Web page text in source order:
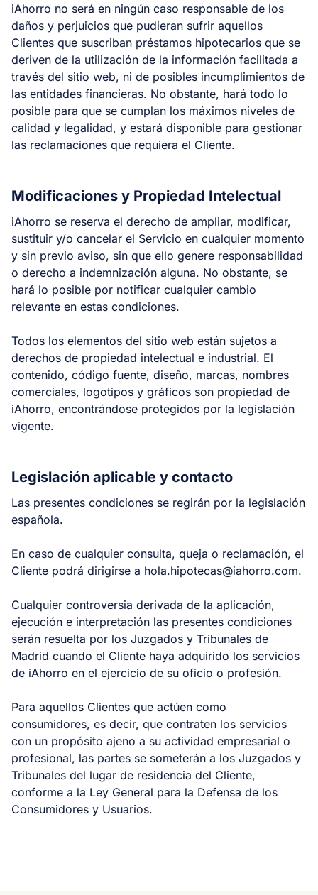
iAhorro no será en ningún caso responsable de los
daños y perjuicios que pudieran sufrir aquellos
Clientes que suscriban préstamos hipotecarios que se
deriven de la utilización de la información facilitada a
través del sitio web, ni de posibles incumplimientos de
las entidades financieras. No obstante, hará todo lo
posible para que se cumplan los máximos niveles de
calidad y legalidad, y estará disponible para gestionar
las reclamaciones que requiera el Cliente.
Modificaciones y Propiedad Intelectual
iAhorro se reserva el derecho de ampliar, modificar,
sustituir y/o cancelar el Servicio en cualquier momento
y sin previo aviso, sin que ello genere responsabilidad
o derecho a indemnización alguna. No obstante, se
hará lo posible por notificar cualquier cambio
relevante en estas condiciones.
Todos los elementos del sitio web están sujetos a
derechos de propiedad intelectual e industrial. El
contenido, código fuente, diseño, marcas, nombres
comerciales, logotipos y gráficos son propiedad de
iAhorro, encontrándose protegidos por la legislación
vigente.
Legislación aplicable y contacto
Las presentes condiciones se regirán por la legislación
española.
En caso de cualquier consulta, queja o reclamación, el
Cliente podrá dirigirse a hola.hipotecas@iahorro.com.
Cualquier controversia derivada de la aplicación,
ejecución e interpretación las presentes condiciones
serán resuelta por los Juzgados y Tribunales de
Madrid cuando el Cliente haya adquirido los servicios
de iAhorro en el ejercicio de su oficio o profesión.
Para aquellos Clientes que actúen como
consumidores, es decir, que contraten los servicios
con un propósito ajeno a su actividad empresarial o
profesional, las partes se someterán a los Juzgados y
Tribunales del lugar de residencia del Cliente,
conforme a la Ley General para la Defensa de los
Consumidores y Usuarios.